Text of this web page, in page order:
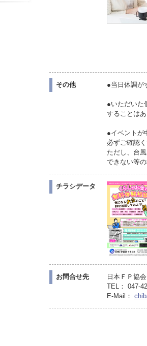
その他 ●当日体調が
●いただいた
することはあ
●イベントが
必ずご確認く
ただし、台
できない等
チラシデータ
お問合せ先
日本ＦＰ協
TEL： 047-
E-Mail：